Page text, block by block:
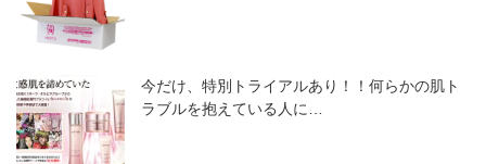
今だけ、特別トライアルあり！！何らかの肌ト
ラブルを抱えている人に…